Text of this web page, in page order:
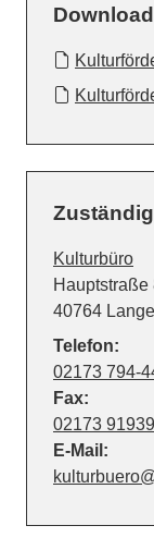
Kulturbüro
Straße:
Hauptstraße
PLZ:
40764 Ort:
Telefon:
02173 794-
Fax:
02173
E-Mail: